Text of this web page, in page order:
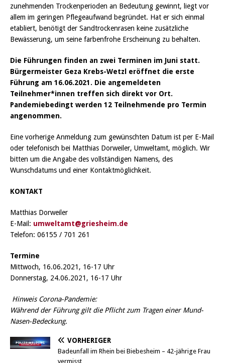
zunehmenden Trockenperioden an Bedeutung gewinnt, liegt vor
allem im geringen Pflegeaufwand begründet. Hat er sich einmal
etabliert, benötigt der Sandtrockenrasen keine zusätzliche
Bewässerung, um seine farbenfrohe Erscheinung zu behalten.
Die Führungen finden an zwei Terminen im Juni statt.
Bürgermeister Geza Krebs-Wetzl eröffnet die erste
Führung am 16.06.2021. Die angemeldeten
Teilnehmer*innen treffen sich direkt vor Ort.
Pandemiebedingt werden 12 Teilnehmende pro Termin
angenommen.
Eine vorherige Anmeldung zum gewünschten Datum ist per E-Mail
oder telefonisch bei Matthias Dorweiler, Umweltamt, möglich. Wir
bitten um die Angabe des vollständigen Namens, des
Wunschdatums und einer Kontaktmöglichkeit.
KONTAKT
Matthias Dorweiler
E-Mail: umweltamt@griesheim.de
Telefon: 06155 / 701 261
Termine
Mittwoch, 16.06.2021, 16-17 Uhr
Donnerstag, 24.06.2021, 16-17 Uhr
Hinweis Corona-Pandemie:
Während der Führung gilt die Pflicht zum Tragen einer Mund-
Nasen-Bedeckung.
VORHERIGER
Badeunfall im Rhein bei Biebesheim – 42-jährige Frau
vermisst